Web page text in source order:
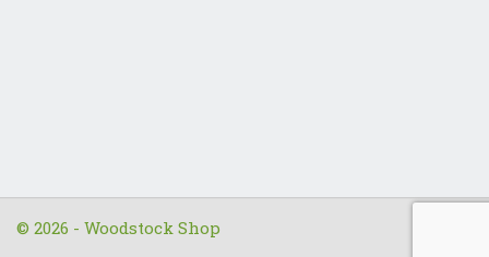
© 2026 - Woodstock Shop